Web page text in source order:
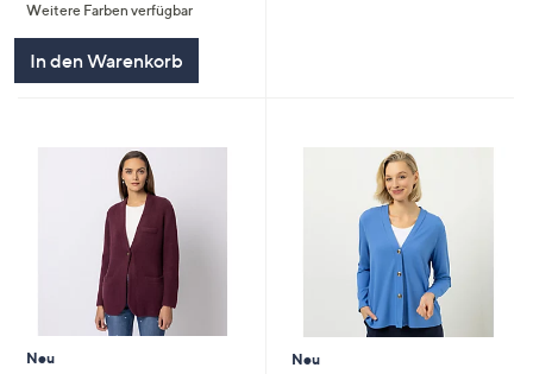
Weitere Farben verfügbar
In den Warenkorb
Neu
Neu